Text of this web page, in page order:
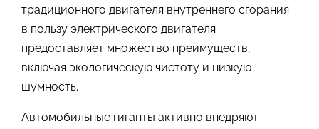
традиционного двигателя внутреннего сгорания
в пользу электрического двигателя
предоставляет множество преимуществ,
включая экологическую чистоту и низкую
шумность.
Автомобильные гиганты активно внедряют